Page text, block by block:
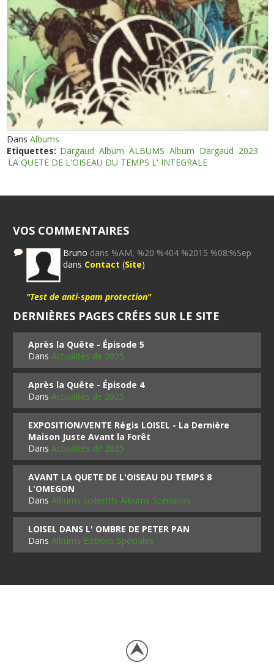
DansAlbums
Etiquettes: Dargaud Album ALBUMS Album Dargaud 2023
LA QUETE DE L'OISEAU DU TEMPS L' INTEGRALE
VOS COMMENTAIRES
Bruno dans %AM, %20 %404 %2015 %08:%Sep
dans Contact (Site)
"Test de anti-spam protection"
DERNIÈRES PAGES CRÉES SUR LE SITE
Après la Quête - Épisode 5
DansActualités de 2025
Après la Quête - Épisode 4
DansActualités de 2025
EXPOSITION/VENTE Régis LOISEL - La Dernière
Maison Juste Avant la Forêt
DansActualités de 2025
AVANT LA QUETE DE L'OISEAU DU TEMPS 8
L'OMEGON
DansAlbums collectifs Albums Scénarios
LOISEL DANS L' OMBRE DE PETER PAN
DansAlbums Editions Spéciales